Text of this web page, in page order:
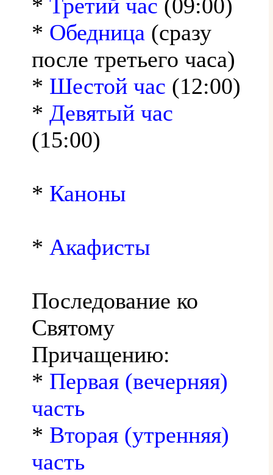
* Третий час (09:00)
* Обедница (сразу
после третьего часа)
* Шестой час (12:00)
* Девятый час
(15:00)
* Каноны
* Акафисты
Последование ко
Святому
Причащению:
* Первая (вечерняя)
часть
* Вторая (утренняя)
часть